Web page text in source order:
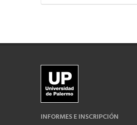
INFORMES E INSCRIPCIÓN